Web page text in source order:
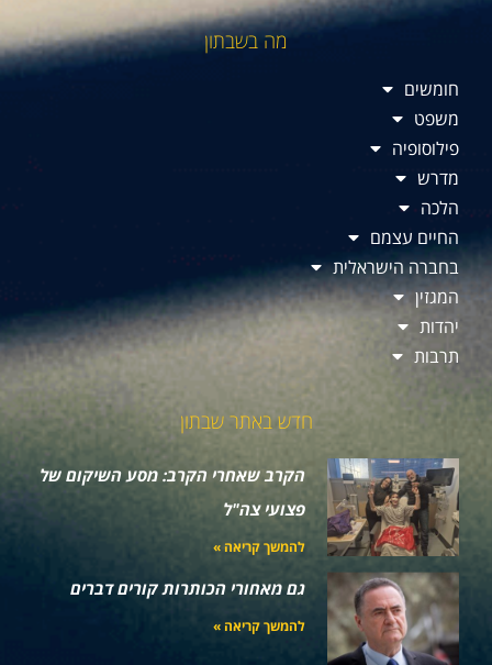
מה בשבתון
חומשים
משפט
פילוסופיה
מדרש
הלכה
החיים עצמם
בחברה הישראלית
המגזין
יהדות
תרבות
חדש באתר שבתון
הקרב שאחרי הקרב: מסע השיקום של
פצועי צה"ל
להמשך קריאה »
גם מאחורי הכותרות קורים דברים
להמשך קריאה »